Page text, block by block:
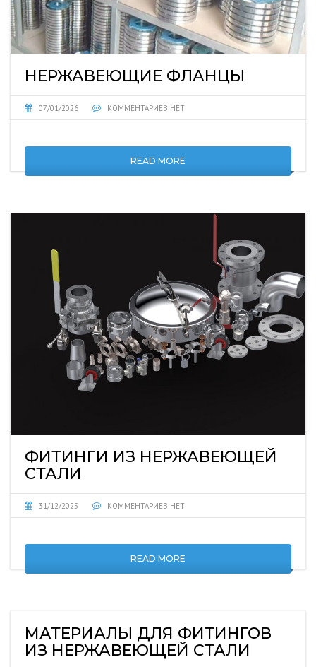
НЕРЖАВЕЮЩИЕ ФЛАНЦЫ
07/01/2026 КОММЕНТАРИЕВ НЕТ
READ MORE
ФИТИНГИ ИЗ НЕРЖАВЕЮЩЕЙ
СТАЛИ
31/12/2025 КОММЕНТАРИЕВ НЕТ
READ MORE
МАТЕРИАЛЫ ДЛЯ ФИТИНГОВ
ИЗ НЕРЖАВЕЮЩЕЙ СТАЛИ